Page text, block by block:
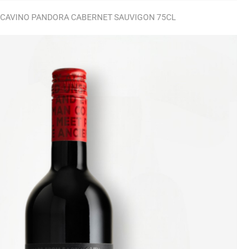
CAVINO PANDORA CABERNET SAUVIGON 75CL